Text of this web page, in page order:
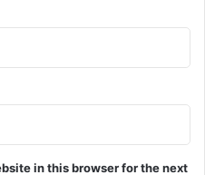
in this browser for the next